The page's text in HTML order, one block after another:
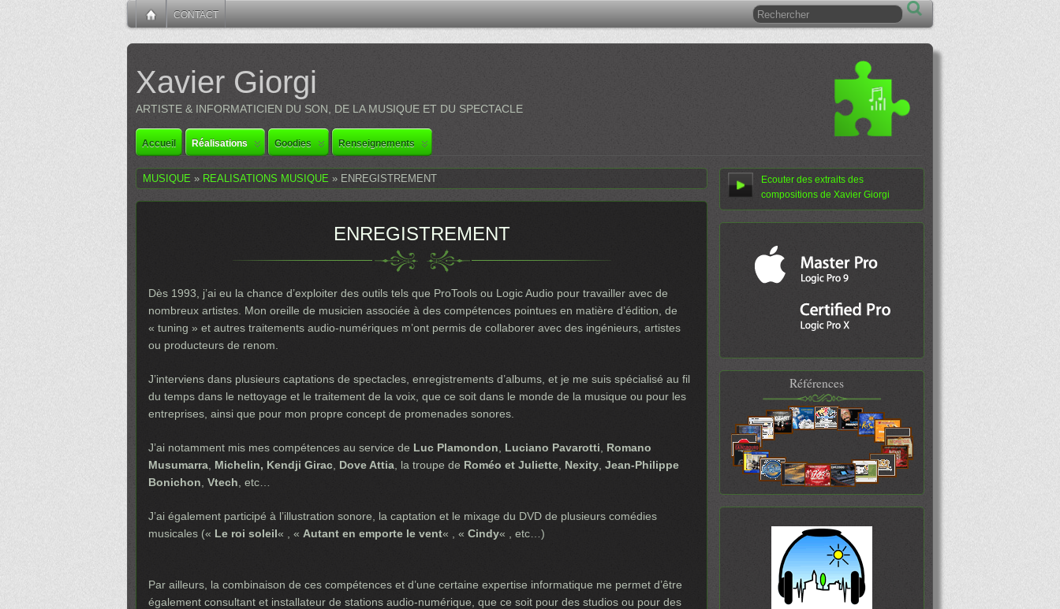
CONTACT
Xavier Giorgi
ARTISTE & INFORMATICIEN DU SON, DE LA MUSIQUE ET DU SPECTACLE
Accueil Réalisations Goodies Renseignements
MUSIQUE » REALISATIONS MUSIQUE » ENREGISTREMENT
ENREGISTREMENT
Dès 1993, j’ai eu la chance d’exploiter des outils tels que ProTools ou Logic Audio pour travailler avec de
nombreux artistes. Mon oreille de musicien associée à des compétences pointues en matière d’édition, de
« tuning » et autres traitements audio-numériques m’ont permis de collaborer avec des ingénieurs, artistes
ou producteurs de renom.
J’interviens dans plusieurs captations de spectacles, enregistrements d’albums, et je me suis spécialisé au fil
du temps dans le nettoyage et le traitement de la voix, que ce soit dans le monde de la musique ou pour les
entreprises, ainsi que pour mon propre concept de promenades sonores.
J’ai notamment mis mes compétences au service de Luc Plamondon Luciano Pavarotti
Romano
Musumarra Michelin, Kendji Girac Dove Attia , la troupe de Roméo et Juliette Nexity Jean-Philippe
Bonichon Vtech , etc…
J’ai également participé à l’illustration sonore, la captation et le mixage du DVD de plusieurs comédies
musicales (« Le roi soleil« , « Autant en emporte le vent« , « Cindy« , etc…)
Par ailleurs, la combinaison de ces compétences et d’une certaine expertise informatique me permet d’être
également consultant et installateur de stations audio-numérique, que ce soit pour des studios ou pour des
Ecouter des extraits des
compositions de Xavier Giorgi
Références